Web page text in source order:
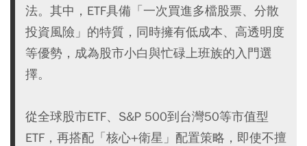
法。其中，ETF具備「一次買進多檔股票、分散
投資風險」的特質，同時擁有低成本、高透明度
等優勢，成為股市小白與忙碌上班族的入門選
擇。
從全球股市ETF、S&P 500到台灣50等市值型
ETF，再搭配「核心+衛星」配置策略，即使不擅